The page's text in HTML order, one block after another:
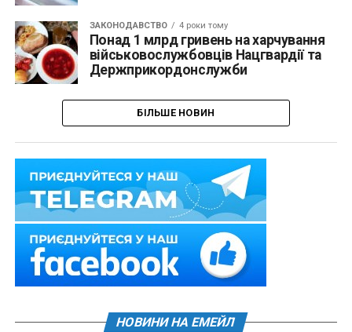
ЗАКОНОДАВСТВО 4 роки тому
Понад 1 млрд гривень на харчування
військовослужбовців Нацгвардії та
Держприкордонслужби
БІЛЬШЕ НОВИН
НОВИНИ НА ЕМЕЙЛ